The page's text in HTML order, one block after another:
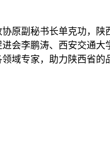
原副秘书长单克功，
会李鹏涛、西安交通
域专家，助力陕西省的